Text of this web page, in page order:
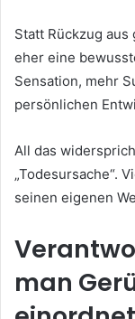
Statt Rückzug
eher eine
Sensation, mehr
persönlichen
All das
„Todesursache“.
seinen eigenen
man